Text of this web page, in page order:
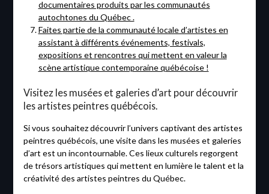
documentaires produits par les communautés
autochtones du Québec .
Faites partie de la communauté locale d’artistes en
assistant à différents événements, festivals,
expositions et rencontres qui mettent en valeur la
scène artistique contemporaine québécoise !
Visitez les musées et galeries d’art pour découvrir
les artistes peintres québécois.
Si vous souhaitez découvrir l’univers captivant des artistes
peintres québécois, une visite dans les musées et galeries
d’art est un incontournable. Ces lieux culturels regorgent
de trésors artistiques qui mettent en lumière le talent et la
créativité des artistes peintres du Québec.